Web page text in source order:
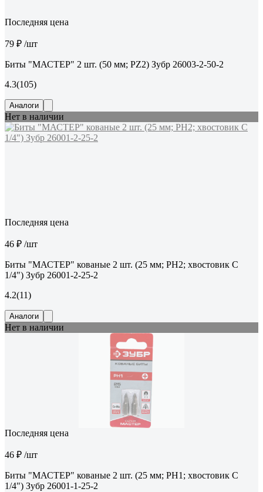
Последняя цена
79 ₽ /шт
Биты "МАСТЕР" 2 шт. (50 мм; PZ2) Зубр 26003-2-50-2
4.3(105)
Аналоги
Нет в наличии
Последняя цена
46 ₽ /шт
Биты "МАСТЕР" кованые 2 шт. (25 мм; PH2; хвостовик C
1/4") Зубр 26001-2-25-2
4.2(11)
Аналоги
Нет в наличии
Последняя цена
46 ₽ /шт
Биты "МАСТЕР" кованые 2 шт. (25 мм; PH1; хвостовик C
1/4") Зубр 26001-1-25-2